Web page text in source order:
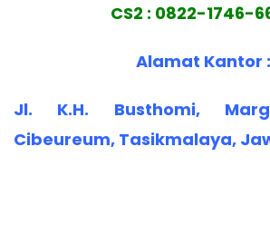
CS2 : 0822-1746-
Alamat Kantor :
Jl. K.H. Busthomi,
Cibeureum, Tasikmalaya,